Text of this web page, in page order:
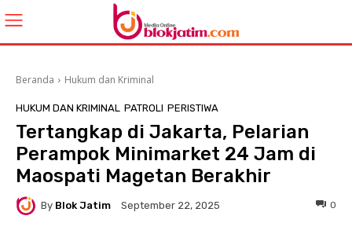
Beranda Hukum dan Kriminal
HUKUM DAN KRIMINAL PATROLI PERISTIWA
Tertangkap di Jakarta, Pelarian
Perampok Minimarket 24 Jam di
Maospati Magetan Berakhir
By Blok Jatim September 22, 2025 0